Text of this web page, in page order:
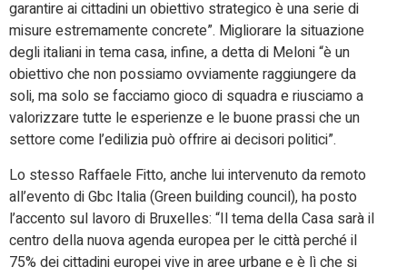
garantire ai cittadini un obiettivo strategico è una serie di
misure estremamente concrete”. Migliorare la situazione
degli italiani in tema casa, infine, a detta di Meloni “è un
obiettivo che non possiamo ovviamente raggiungere da
soli, ma solo se facciamo gioco di squadra e riusciamo a
valorizzare tutte le esperienze e le buone prassi che un
settore come l’edilizia può offrire ai decisori politici”.
Lo stesso Raffaele Fitto, anche lui intervenuto da remoto
all’evento di Gbc Italia (Green building council), ha posto
l’accento sul lavoro di Bruxelles: “Il tema della Casa sarà il
centro della nuova agenda europea per le città perché il
75% dei cittadini europei vive in aree urbane e è lì che si